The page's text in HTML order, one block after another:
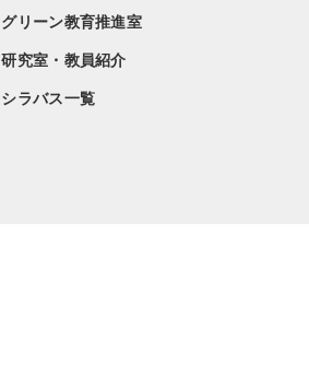
グリーン教育推進室
研究室・教員紹介
シラバス一覧